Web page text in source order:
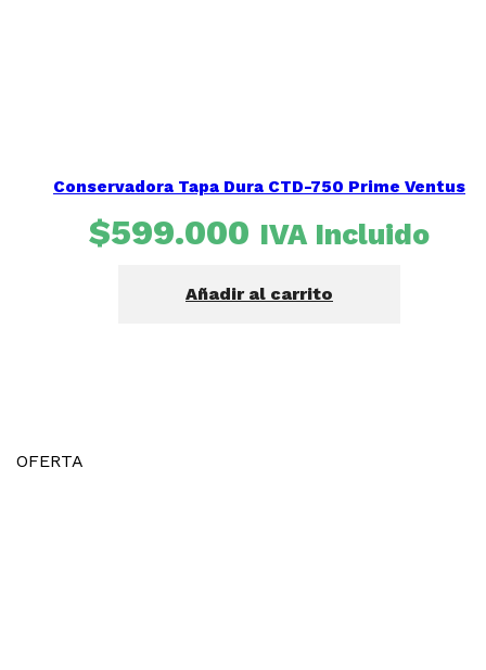
Conservadora Tapa Dura CTD-750 Prime Ventus
$599.000 IVA Incluido
Añadir al carrito
OFERTA